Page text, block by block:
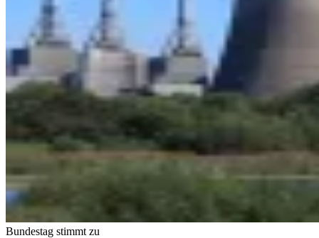
Bundestag stimmt zu